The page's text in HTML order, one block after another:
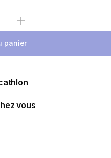
la quantité
panier
vous